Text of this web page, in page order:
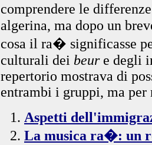
comprendere le
algerina, ma dopo un
cosa il ra� significasse
culturali dei beure degli
repertorio mostrava di
entrambi i gruppi, ma
Aspetti
La musica ra�: un